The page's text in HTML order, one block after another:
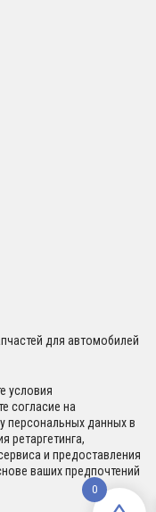
для автомобилей
условия
согласие на
персональных данных в
ретаргетинга,
и предоставления
ваших предпочтений
0